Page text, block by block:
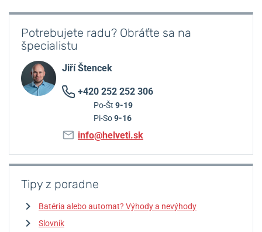
Potrebujete radu? Obráťte sa na
špecialistu
Jiří Štencek
+420 252 252 306
Po-Št 9-19
Pi-So9-16
info@helveti.sk
Tipy z poradne
Batéria alebo automat? Výhody a nevýhody
Slovník